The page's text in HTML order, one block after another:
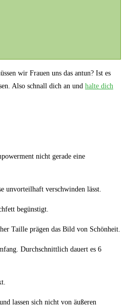
wir Frauen uns das antun? Ist es
Also schnall dich an und halte dich
nicht gerade eine
unvorteilhaft verschwinden lässt.
begünstigt.
Taille prägen das Bild von Schönheit.
Durchschnittlich dauert es 6
lassen sich nicht von äußeren